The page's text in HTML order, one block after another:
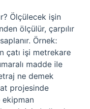
Ölçülecek işin
ölçülür, çarpılır
Örnek:
çatı işi metrekare
madde ile
ne demek
projesinde
ekipman